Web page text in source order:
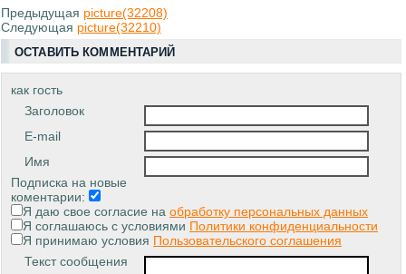
Предыдущая picture(32208)
Следующая picture(32210)
ОСТАВИТЬ КОММЕНТАРИЙ
как гость
Заголовок
E-mail
Имя
Подписка на новые
коментарии:
Я даю свое согласие на обработку персональных данных
Я соглашаюсь с условиями Политики конфиденциальности
Я принимаю условия Пользовательского соглашения
Текст сообщения